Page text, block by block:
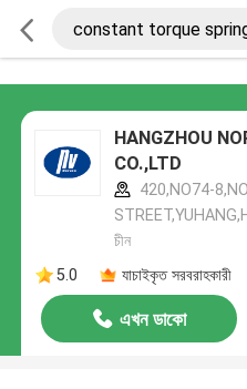
HANGZHOU
CO.,LTD
420,NO74-
চীন
5.0
যাচাইকৃত সরবরাহকারী
এখন ডাকো